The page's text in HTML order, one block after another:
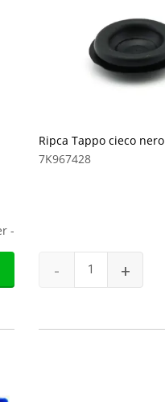
-
Ripca Tappo cieco
7K967428
- +